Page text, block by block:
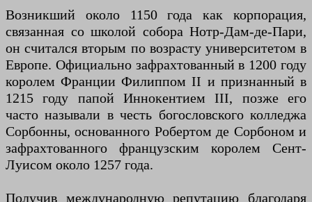
Возникший около 1150 года как корпорация,
связанная со школой собора Нотр-Дам-де-Пари,
он считался вторым по возрасту университетом в
Европе. Официально зафрахтованный в 1200 году
королем Франции Филиппом II и признанный в
1215 году папой Иннокентием III, позже его
часто называли в честь богословского колледжа
Сорбонны, основанного Робертом де Сорбоном и
зафрахтованного французским королем Сент-
Луисом около 1257 года.
Получив международную репутацию благодаря